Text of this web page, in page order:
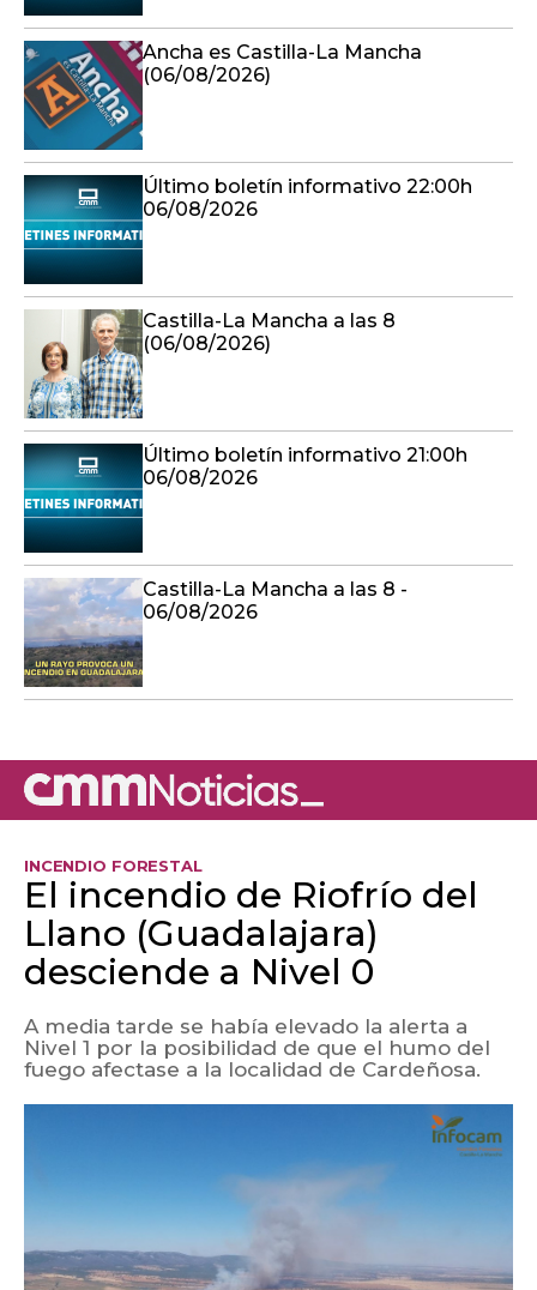
Ancha es Castilla-La Mancha
(06/08/2026)
Último boletín informativo 22:00h
06/08/2026
Castilla-La Mancha a las 8
(06/08/2026)
Último boletín informativo 21:00h
06/08/2026
Castilla-La Mancha a las 8 -
06/08/2026
INCENDIO FORESTAL
El incendio de Riofrío del
Llano (Guadalajara)
desciende a Nivel 0
A media tarde se había elevado la alerta a
Nivel 1 por la posibilidad de que el humo del
fuego afectase a la localidad de Cardeñosa.